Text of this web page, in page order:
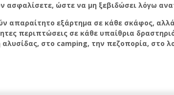
ασφαλίσετε, ώστε να μη ξεβιδώσει λόγω
απαραίτητο εξάρτημα σε κάθε σκάφος,
περιπτώσεις σε κάθε υπαίθρια
στο camping, την πεζοπορία, στο